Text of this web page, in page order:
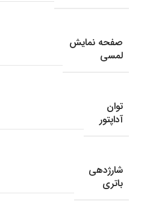
صفحه نمایش
لمسی
توان
آداپتور
شارژدهی
باتری